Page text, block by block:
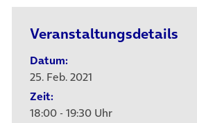
Veranstaltungsdetails
Datum:
25. Feb. 2021
Zeit:
18:00 - 19:30 Uhr